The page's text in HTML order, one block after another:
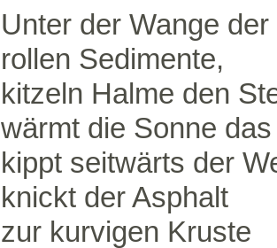
Unter der Wange
rollen Sedimente,
kitzeln Halme den
wärmt die Sonne
kippt seitwärts der
knickt der Asphalt
zur kurvigen Kruste